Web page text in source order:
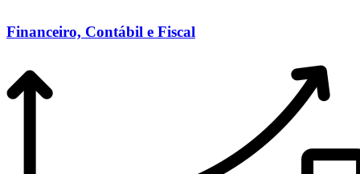
Financeiro, Contábil e Fiscal